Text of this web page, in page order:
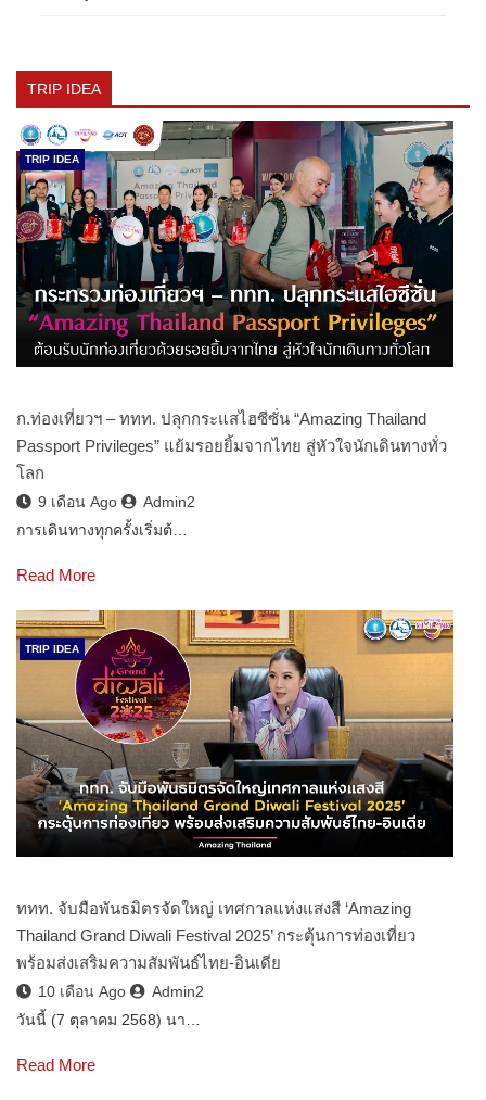
TRIP IDEA
TRIP IDEA
ก.ท่องเที่ยวฯ – ททท. ปลุกกระแสไฮซีซั่น “Amazing Thailand
Passport Privileges” แย้มรอยยิ้มจากไทย สู่หัวใจนักเดินทางทั่ว
โลก
9 เดือน Ago
Admin2
การเดินทางทุกครั้งเริ่มต้…
Read More
TRIP IDEA
ททท. จับมือพันธมิตรจัดใหญ่ เทศกาลแห่งแสงสี ‘Amazing
Thailand Grand Diwali Festival 2025’ กระตุ้นการท่องเที่ยว
พร้อมส่งเสริมความสัมพันธ์ไทย-อินเดีย
10 เดือน Ago
Admin2
วันนี้ (7 ตุลาคม 2568) นา…
Read More